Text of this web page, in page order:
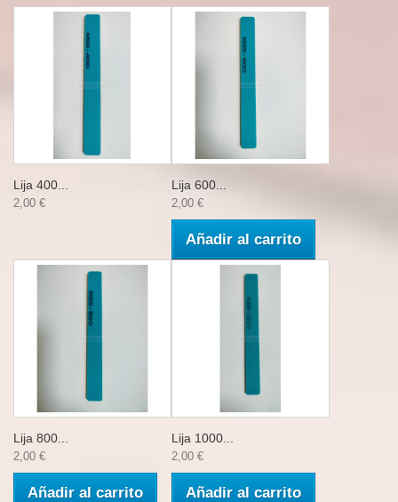
Lija 400...
2,00 €
Lija 600...
2,00 €
Añadir al carrito
Lija 800...
2,00 €
Añadir al carrito
Lija 1000...
2,00 €
Añadir al carrito